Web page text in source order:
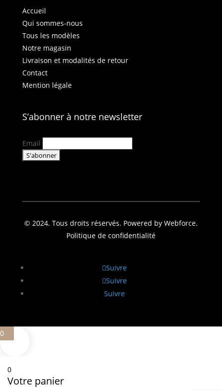
Accueil
Qui sommes-nous
Tous les modèles
Notre magasin
Livraison et modalités de retour
Contact
Mention légale
S’abonner à notre newsletter
Email
© 2024. Tous droits réservés. Powered by Webforce.
Politique de confidentialité
Suivre
Suivre
Suivre
0
0
Votre panier